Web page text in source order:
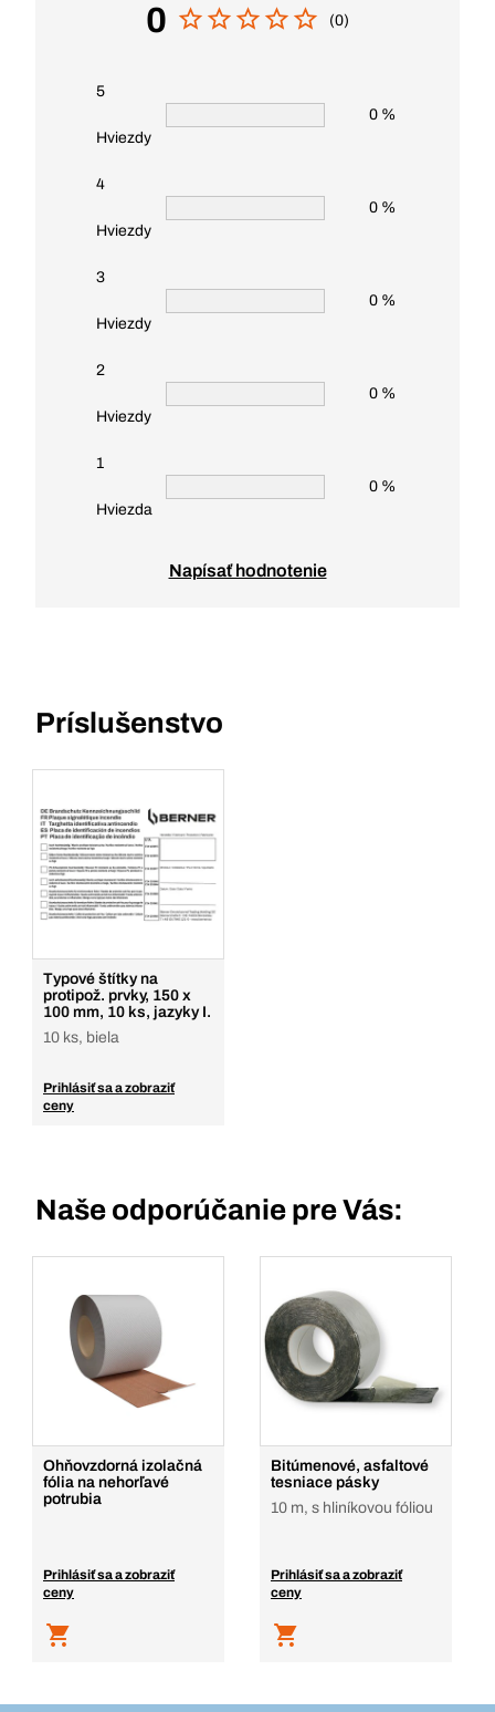
0 (0)
5
Hviezdy
0 %
4
Hviezdy
0 %
3
Hviezdy
0 %
2
Hviezdy
0 %
1
Hviezda
0 %
Napísať hodnotenie
Príslušenstvo
Typové štítky na
protipož. prvky, 150 x
100 mm, 10 ks, jazyky I.
10 ks, biela
Prihlásiť sa a zobraziť
ceny
Naše odporúčanie pre Vás:
Ohňovzdorná izolačná
fólia na nehorľavé
potrubia
Prihlásiť sa a zobraziť
ceny
Bitúmenové, asfaltové
tesniace pásky
10 m, s hliníkovou fóliou
Prihlásiť sa a zobraziť
ceny